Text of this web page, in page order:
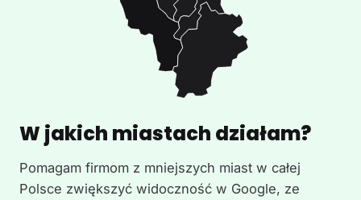
W jakich miastach działam?
Pomagam firmom z mniejszych miast w całej
Polsce zwiększyć widoczność w Google, ze